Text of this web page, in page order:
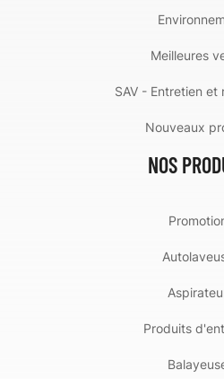
Meilleures
SAV - Entretien et
Nouveaux
NOS
Produits